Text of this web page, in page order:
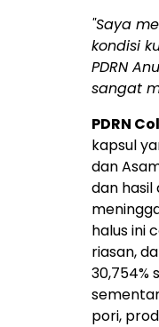
"Saya
kondisi
PDRN
sangat
PDRN
kapsul
dan
dan
halus ini
riasan,
30,754%
pori,